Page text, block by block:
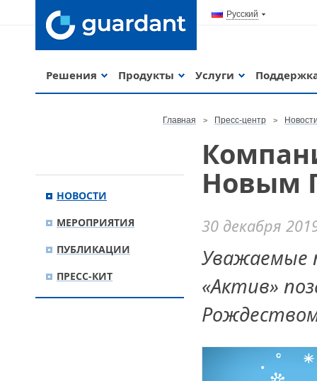
Русский
Решения Продукты Услуги
Главная Пресс-центр
Новым
30 декабря
Уважаемые
«Актив»
НОВОСТИ
МЕРОПРИЯТИЯ
ПУБЛИКАЦИИ
ПРЕСС-КИТ